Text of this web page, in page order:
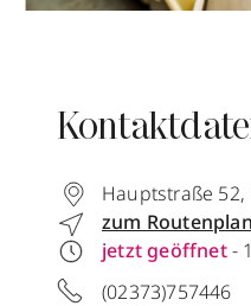
Hauptstraße 52,
zum
jetzt geöffnet-
(02373)757446